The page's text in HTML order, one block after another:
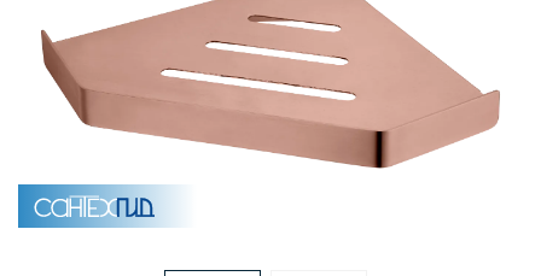
Раковины
Душевые кабины
Полотенцесушители
Аксессуары для ванных комнат